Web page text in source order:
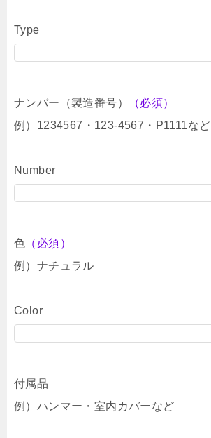
Type
ナンバー（製造番号）
（必須）
例）1234567・123-4567・P1111など
Number
色 （必須）
例）ナチュラル
Color
付属品
例）ハンマー・室内カバーなど